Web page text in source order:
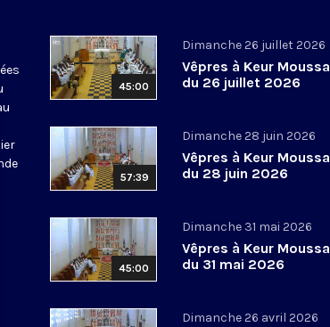
45:00
Dimanche 26 juillet 2026
Vêpres à Keur Moussa
du 26 juillet 2026
57:39
Dimanche 28 juin 2026
Vêpres à Keur Moussa
du 28 juin 2026
45:00
Dimanche 31 mai 2026
Vêpres à Keur Moussa
du 31 mai 2026
Dimanche 26 avril 2026